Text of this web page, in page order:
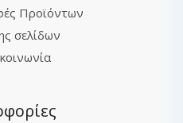
Προϊόντων
σελίδων